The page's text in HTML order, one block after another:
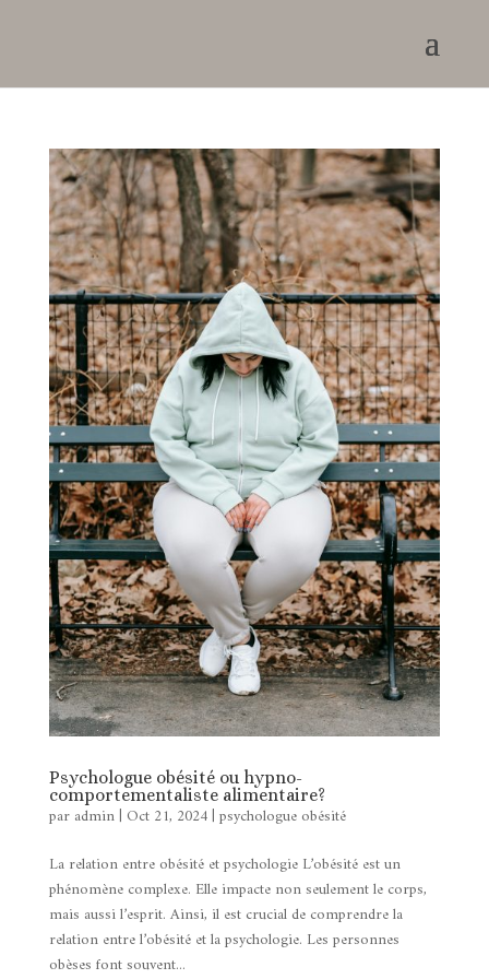
Psychologue obésité ou hypno-
comportementaliste alimentaire?
par admin| Oct 21, 2024| psychologue obésité
La relation entre obésité et psychologie L’obésité est un
phénomène complexe. Elle impacte non seulement le corps,
mais aussi l’esprit. Ainsi, il est crucial de comprendre la
relation entre l’obésité et la psychologie. Les personnes
obèses font souvent...